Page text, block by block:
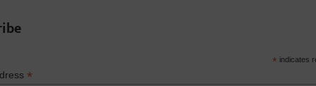
* indicates
*